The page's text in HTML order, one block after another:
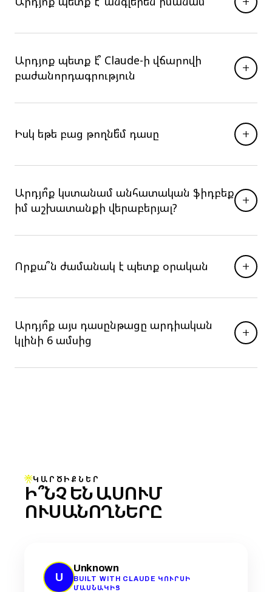
Արդյոք պետք է՞ Claude-ի վճարովի
բաժանորդագրություն
+
Իսկ եթե բաց թողնե՞մ դասը +
Արդյո՞ք կստանամ անհատական ֆիդբեք
իմ աշխատանքի վերաբերյալ?
+
Որքա՞ն ժամանակ է պետք օրական +
Արդյո՞ք այս դասընթացը արդիական
կլինի 6 ամսից
+
ԿԱՐԾԻՔՆԵՐ
Ի՞ՆՉ ԵՆ ԱՍՈՒՄ
ՈՒՍԱՆՈՂՆԵՐԸ
U
Unknown
BUILT WITH CLAUDE ԿՈՒՐՍԻ
ՄԱՍՆԱԿԻՑ